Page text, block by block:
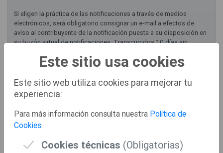
Si eligen la práctica de las notificaciones a través de medios
electrónicos, será obligatorio consignar un e-mail a efectos de
aviso al contribuyente de la notificación puesta a su disposición en
su buzón virtual de notificaciones. Transcurridos 10 días sin
103. Elección del Sistema Preferente de Notificaciones
Otra documentación a presentar
014. Solicitud
Este sitio usa cookies
Este sitio web utiliza cookies para mejorar tu
experiencia:
Para más información consulta nuestra Política de
Cookies.
Cookies técnicas (Obligatorias)